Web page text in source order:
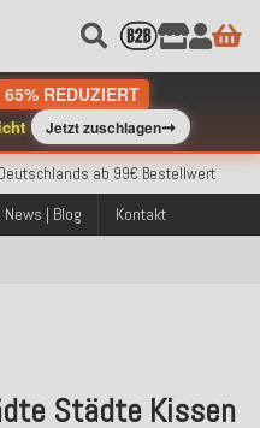
65% REDUZIERT
Jetzt zuschlagen➞
ab 99€ Bestellwert
versendete Bestellungen
PayPal & Amazon Pay
ab 99€ Bestellwert
Bestellungen
PayPal & Amazon Pay
ab 99€ Bestellwert
News | Blog Kontakt
Städte Kissen